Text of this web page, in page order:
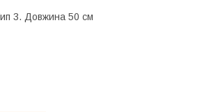
3. Довжина 50 см